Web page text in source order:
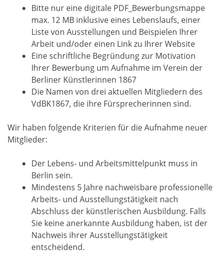
Bitte nur eine digitale PDF_Bewerbungsmappe
max. 12 MB inklusive eines Lebenslaufs, einer
Liste von Ausstellungen und Beispielen Ihrer
Arbeit und/oder einen Link zu Ihrer Website
Eine schriftliche Begründung zur Motivation
Ihrer Bewerbung um Aufnahme im Verein der
Berliner Künstlerinnen 1867
Die Namen von drei aktuellen Mitgliedern des
VdBK1867, die ihre Fürsprecherinnen sind.
Wir haben folgende Kriterien für die Aufnahme neuer
Mitglieder:
Der Lebens- und Arbeitsmittelpunkt muss in
Berlin sein.
Mindestens 5 Jahre nachweisbare professionelle
Arbeits- und Ausstellungstätigkeit nach
Abschluss der künstlerischen Ausbildung. Falls
Sie keine anerkannte Ausbildung haben, ist der
Nachweis ihrer Ausstellungstätigkeit
entscheidend.